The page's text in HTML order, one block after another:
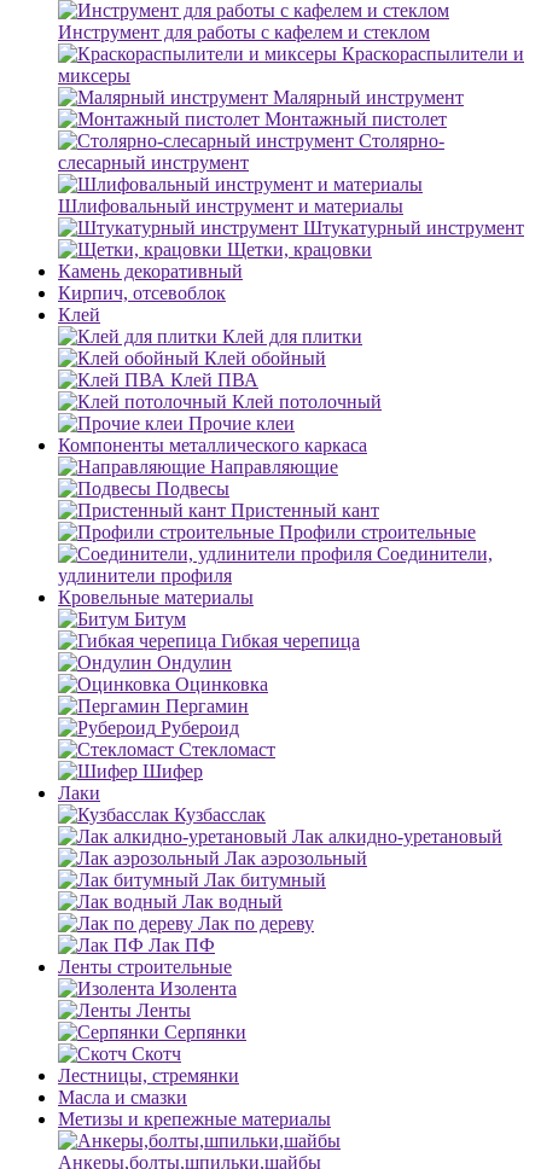
Инструмент для работы с кафелем и стеклом
Краскораспылители и
миксеры
Малярный инструмент
Монтажный пистолет
Столярно-
слесарный инструмент
Шлифовальный инструмент и материалы
Штукатурный инструмент
Щетки, крацовки
Камень декоративный
Кирпич, отсевоблок
Клей
Клей для плитки
Клей обойный
Клей ПВА
Клей потолочный
Прочие клеи
Компоненты металлического каркаса
Направляющие
Подвесы
Пристенный кант
Профили строительные
Соединители,
удлинители профиля
Кровельные материалы
Битум
Гибкая черепица
Ондулин
Оцинковка
Пергамин
Рубероид
Стекломаст
Шифер
Лаки
Кузбасслак
Лак алкидно-уретановый
Лак аэрозольный
Лак битумный
Лак водный
Лак по дереву
Лак ПФ
Ленты строительные
Изолента
Ленты
Серпянки
Скотч
Лестницы, стремянки
Масла и смазки
Метизы и крепежные материалы
Анкеры,болты,шпильки,шайбы